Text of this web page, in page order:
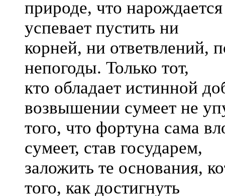
природе, что
успевает пустить ни
корней, ни ответвлений,
непогоды. Только тот,
кто обладает истинной
возвышении сумеет не
того, что фортуна сама
сумеет, став государем,
заложить те основания,
того, как достигнуть